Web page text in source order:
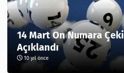
14 Mart On Numara
Açıklandı
10 yıl önce